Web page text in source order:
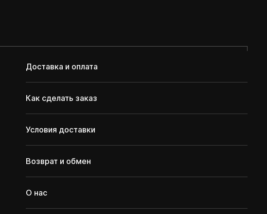
Доставка и оплата
Как сделать заказ
Условия доставки
Возврат и обмен
О нас